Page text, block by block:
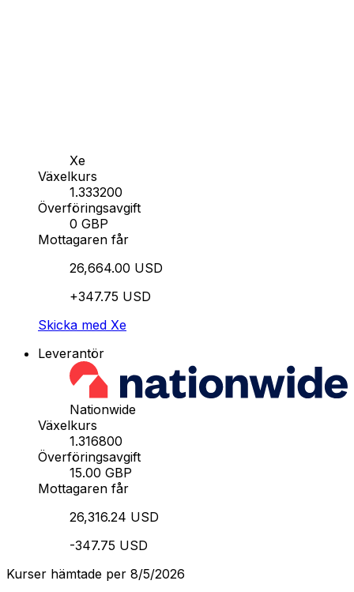
Xe
Växelkurs
1.333200
Överföringsavgift
0 GBP
Mottagaren får
26,664.00 USD
+347.75 USD
Skicka med Xe
Leverantör
Nationwide
Växelkurs
1.316800
Överföringsavgift
15.00 GBP
Mottagaren får
26,316.24 USD
-347.75 USD
Kurser hämtade per 8/5/2026